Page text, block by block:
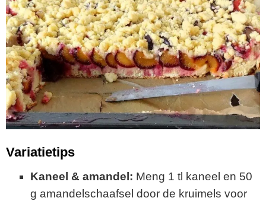
Variatietips
Kaneel & amandel: Meng 1 tl kaneel en 50
g amandelschaafsel door de kruimels voor